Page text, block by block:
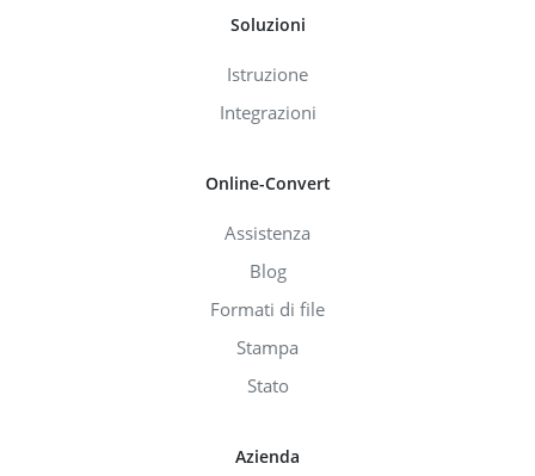
Soluzioni
Istruzione
Integrazioni
Online-Convert
Assistenza
Blog
Formati di file
Stampa
Stato
Azienda